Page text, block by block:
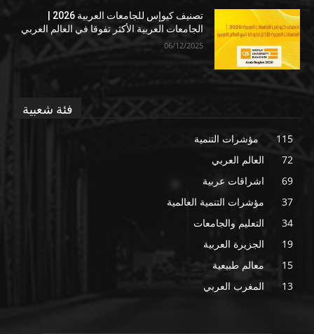
الجامعات العربية الأكثر تفوقا في العالم العربي
06/12/2025
فئة شعبية
مؤشرات التنمية
115
العالم العربي
72
اشراقات عربية
69
مؤشرات التنمية العالمية
37
التعليم والجامعات
34
الجزيرة العربية
19
معالم طبيعية
15
المغرب العربي
13